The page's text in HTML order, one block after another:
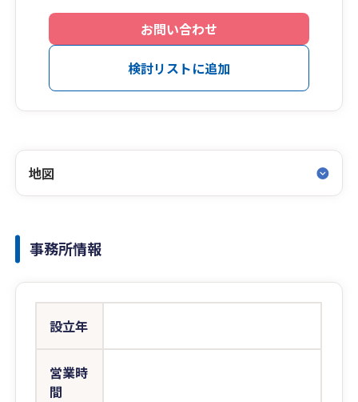
お問い合わせ
検討リストに追加
地図
事務所情報
設立年
営業時
間